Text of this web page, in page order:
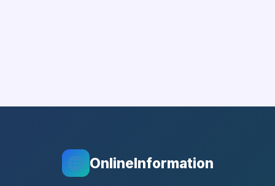
OnlineInformation